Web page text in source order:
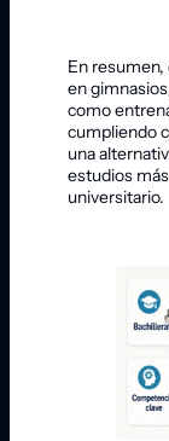
En
en
como
cumpliendo
una
estudios
universitario.